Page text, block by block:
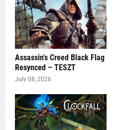
Assassin's Creed Black Flag
Resynced – TESZT
July 08, 2026